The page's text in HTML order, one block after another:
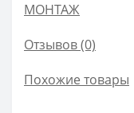
МОНТАЖ
Отзывов (0)
Похожие товары